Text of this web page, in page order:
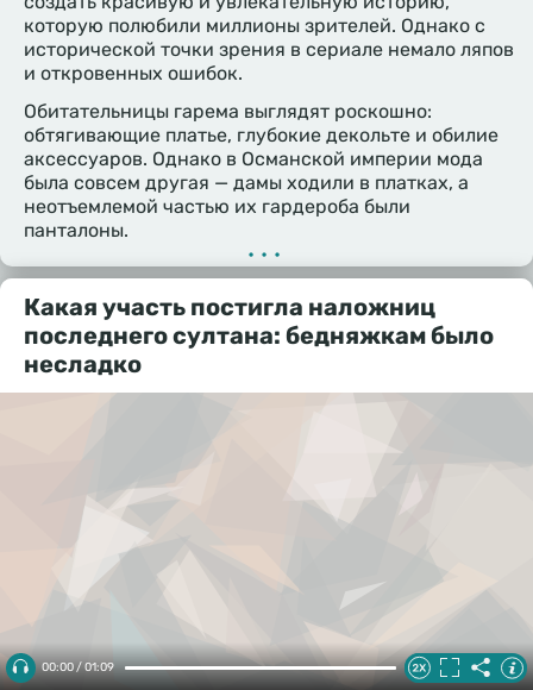
которую полюбили миллионы зрителей. Однако с
исторической точки зрения в сериале немало ляпов
и откровенных ошибок.
Обитательницы гарема выглядят роскошно:
обтягивающие платье, глубокие декольте и обилие
аксессуаров. Однако в Османской империи мода
была совсем другая — дамы ходили в платках, а
неотъемлемой частью их гардероба были
панталоны.
•••
Какая участь постигла наложниц
последнего султана: бедняжкам было
несладко
00:00 / 01:09